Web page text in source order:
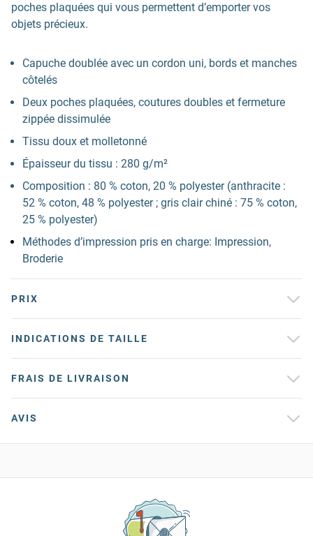
poches plaquées qui vous permettent d’emporter vos
objets précieux.
Capuche doublée avec un cordon uni, bords et manches
côtelés
Deux poches plaquées, coutures doubles et fermeture
zippée dissimulée
Tissu doux et molletonné
Épaisseur du tissu : 280 g/m²
Composition : 80 % coton, 20 % polyester (anthracite :
52 % coton, 48 % polyester ; gris clair chiné : 75 % coton,
25 % polyester)
Méthodes d’impression pris en charge: Impression,
Broderie
PRIX
INDICATIONS DE TAILLE
FRAIS DE LIVRAISON
AVIS